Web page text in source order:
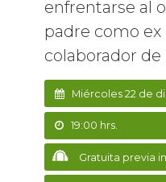
enfrentarse al
padre como
colaborador
Miércoles 22 de
19:00 hrs.
Gratuita previa